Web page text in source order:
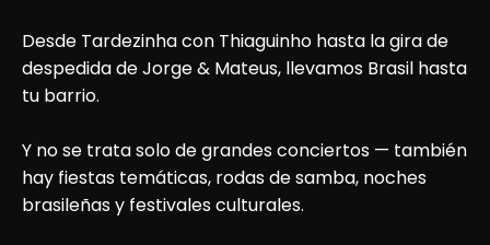
Desde Tardezinha con Thiaguinho hasta la gira de
despedida de Jorge & Mateus, llevamos Brasil hasta
tu barrio.
Y no se trata solo de grandes conciertos — también
hay fiestas temáticas, rodas de samba, noches
brasileñas y festivales culturales.